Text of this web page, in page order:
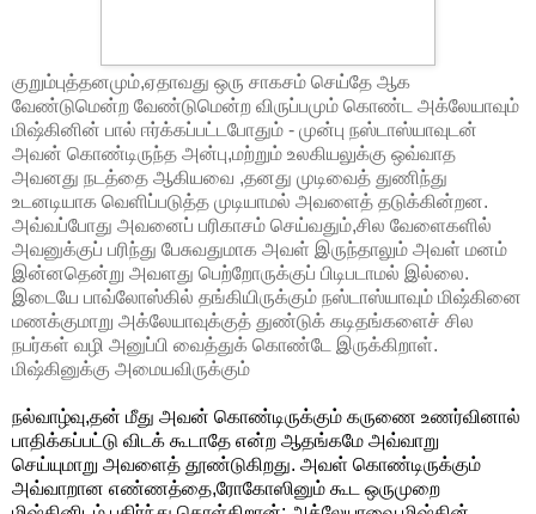
குறும்புத்தனமும்,ஏதாவது ஒரு சாகசம் செய்தே ஆக
வேண்டுமென்ற வேண்டுமென்ற விருப்பமும் கொண்ட அக்லேயாவும்
மிஷ்கினின் பால் ஈர்க்கப்பட்டபோதும் - முன்பு நஸ்டாஸ்யாவுடன்
அவன் கொண்டிருந்த அன்பு,மற்றும் உலகியலுக்கு ஒவ்வாத
அவனது நடத்தை ஆகியவை ,தனது முடிவைத் துணிந்து
உடனடியாக வெளிப்படுத்த முடியாமல் அவளைத் தடுக்கின்றன.
அவ்வப்போது அவனைப் பரிகாசம் செய்வதும்,சில வேளைகளில்
அவனுக்குப் பரிந்து பேசுவதுமாக அவள் இருந்தாலும் அவள் மனம்
இன்னதென்று அவளது பெற்றோருக்குப் பிடிபடாமல் இல்லை.
இடையே பாவ்லோஸ்கில் தங்கியிருக்கும் நஸ்டாஸ்யாவும் மிஷ்கினை
மணக்குமாறு அக்லேயாவுக்குத் துண்டுக் கடிதங்களைச் சில
நபர்கள் வழி அனுப்பி வைத்துக் கொண்டே இருக்கிறாள்.
மிஷ்கினுக்கு அமையவிருக்கும்
நல்வாழ்வு,தன் மீது அவன் கொண்டிருக்கும் கருணை உணர்வினால்
பாதிக்கப்பட்டு விடக் கூடாதே என்ற ஆதங்கமே அவ்வாறு
செய்யுமாறு அவளைத் தூண்டுகிறது. அவள் கொண்டிருக்கும்
அவ்வாறான எண்ணத்தை,ரோகோஸினும் கூட ஒருமுறை